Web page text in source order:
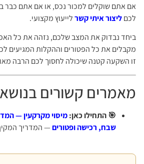
אם אתם שוקלים למכור נכס, או אם אתם כבר
לכםליצור איתי קשרלייעוץ מקצועי.
ביחד נבדוק את המצב שלכם, נזהה את כל
מקבלים את כל הפטורים וההקלות המגיעים
זו השקעה קטנה שיכולה לחסוך לכם הרבה
מאמרים קשורים בנושא
🎯 התחילו כאן:
שבח, רכישה ופטורים— המדריך